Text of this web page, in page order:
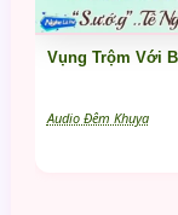
Vụng Trộm Với
Audio Đêm Khuya